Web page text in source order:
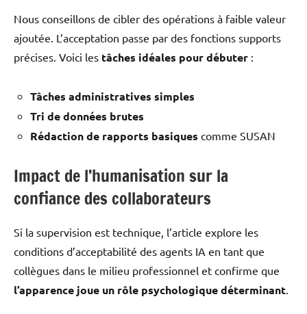
Nous conseillons de cibler des opérations à faible valeur
ajoutée. L’acceptation passe par des fonctions supports
précises. Voici les tâches idéales pour débuter :
Tâches administratives simples
Tri de données brutes
Rédaction de rapports basiques comme SUSAN
Impact de l’humanisation sur la
confiance des collaborateurs
Si la supervision est technique, l’article explore les
conditions d’acceptabilité des agents IA en tant que
collègues dans le milieu professionnel et confirme que
l’apparence joue un rôle psychologique déterminant